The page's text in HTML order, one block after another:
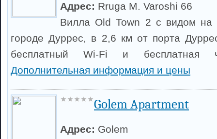
Адрес: Rruga M. Varoshi 66
Вилла Old Town 2 с видом на
городе Дуррес, в 2,6 км от порта
бесплатный Wi-Fi и бесплатная
Дополнительная информация и цены
Golem Apartment
Адрес: Golem